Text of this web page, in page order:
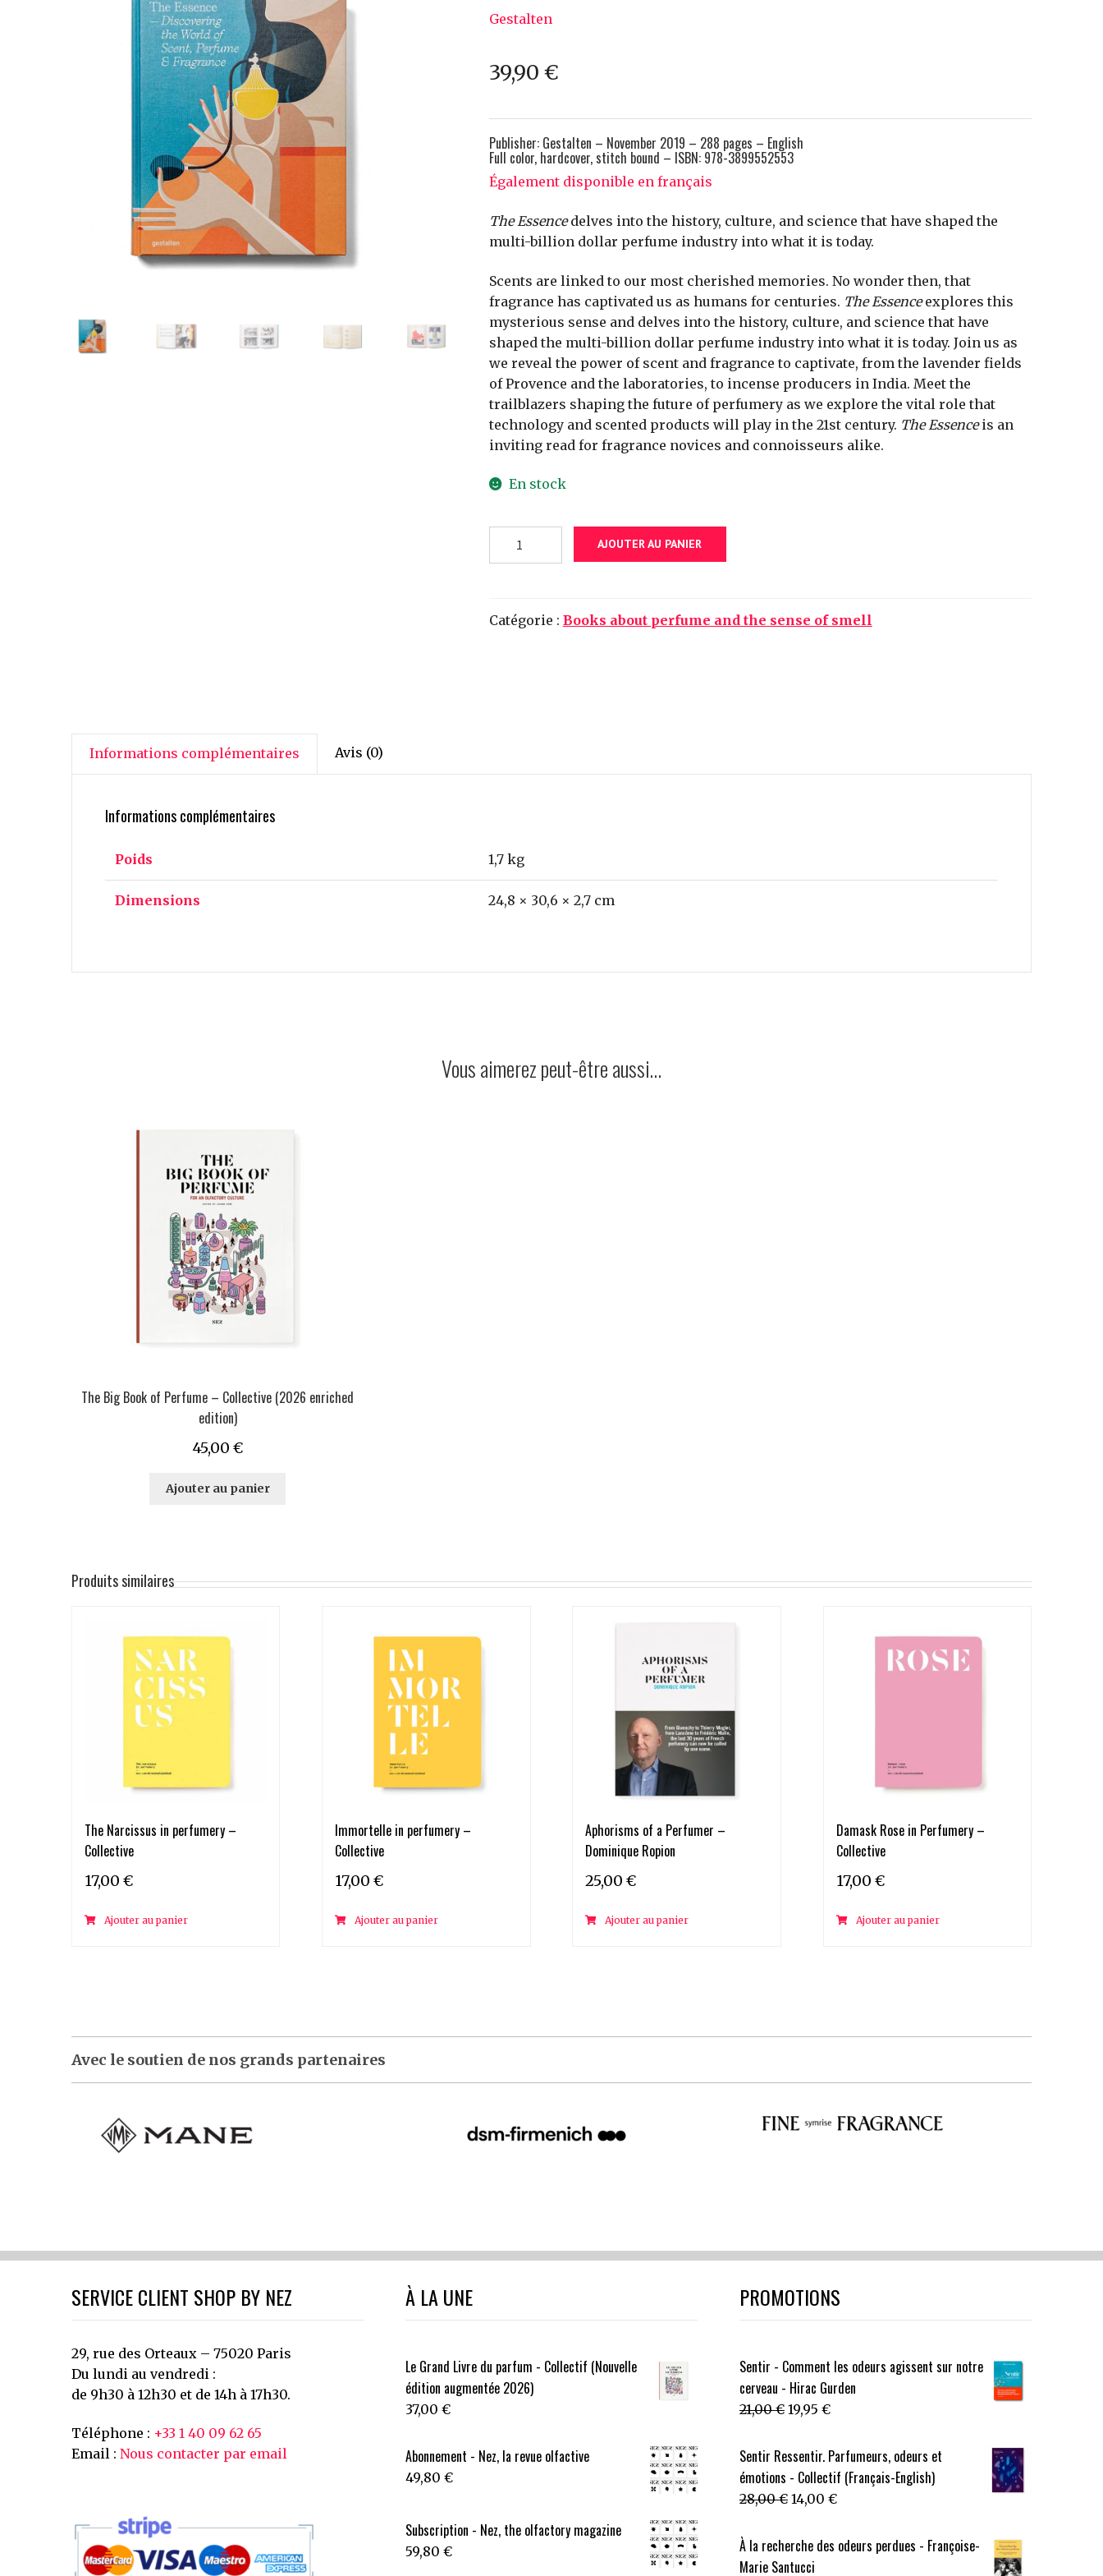
Gestalten
39,90 €
Publisher:Gestalten – November 2019 – 288 pages – English
Full color, hardcover, stitch bound – ISBN:978-3899552553
Également disponible en français
The Essencedelves into the history, culture, and science that have shaped the
multi-billion dollar perfume industry into what it is today.
Scents are linked to our most cherished memories. No wonder then, that
fragrance has captivated us as humans for centuries. The Essenceexplores this
mysterious sense and delves into the history, culture, and science that have
shaped the multi-billion dollar perfume industry into what it is today. Join us as
we reveal the power of scent and fragrance to captivate, from the lavender fields
of Provence and the laboratories, to incense producers in India. Meet the
trailblazers shaping the future of perfumery as we explore the vital role that
technology and scented products will play in the 21st century. The Essenceis an
inviting read for fragrance novices and connoisseurs alike.
En stock
Discovering
AJOUTER AU PANIER
Catégorie : Books about perfume and the sense of smell
Informations complémentaires Avis (0)
Informations complémentaires
Poids 1,7 kg
Dimensions 24,8 × 30,6 × 2,7 cm
Vous aimerez peut-être aussi…
The Big Book of Perfume – Collective (2026 enriched
edition)
45,00€
Ajouter au panier
Produits similaires
The Narcissus in perfumery –
Collective
17,00 €
Ajouter au panier
Immortelle in perfumery –
Collective
17,00€
Ajouter au panier
Aphorisms of a Perfumer –
Dominique Ropion
25,00€
Ajouter au panier
Damask Rose in Perfumery –
Collective
17,00 €
Ajouter au panier
Avec le soutien de nos grands partenaires
SERVICE CLIENT SHOP BY NEZ
29, rue des Orteaux – 75020 Paris
Du lundi au vendredi :
de 9h30 à 12h30 et de 14h à 17h30.
Téléphone : +33 1 40 09 62 65
Email : Nous contacter par email
À LA UNE
Le Grand Livre du parfum - Collectif (Nouvelle
édition augmentée 2026)
37,00 €
Abonnement - Nez, la revue olfactive
49,80 €
Subscription - Nez, the olfactory magazine
59,80 €
PROMOTIONS
Sentir - Comment les odeurs agissent sur notre
cerveau - Hirac Gurden
21,00€ Le
initial
était :
21,00 €.
19,95 €Le
actuel
est :
19,95 €.
Sentir Ressentir. Parfumeurs, odeurs et
émotions - Collectif (Français-English)
28,00€ Le
initial
était :
14,00 €Le
actuel
À la recherche des odeurs perdues - Françoise-
Marie Santucci